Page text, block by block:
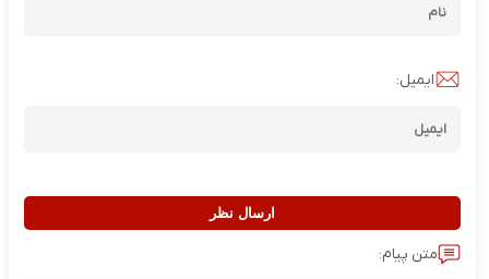
ایمیل:
ارسال نظر
متن پیام: